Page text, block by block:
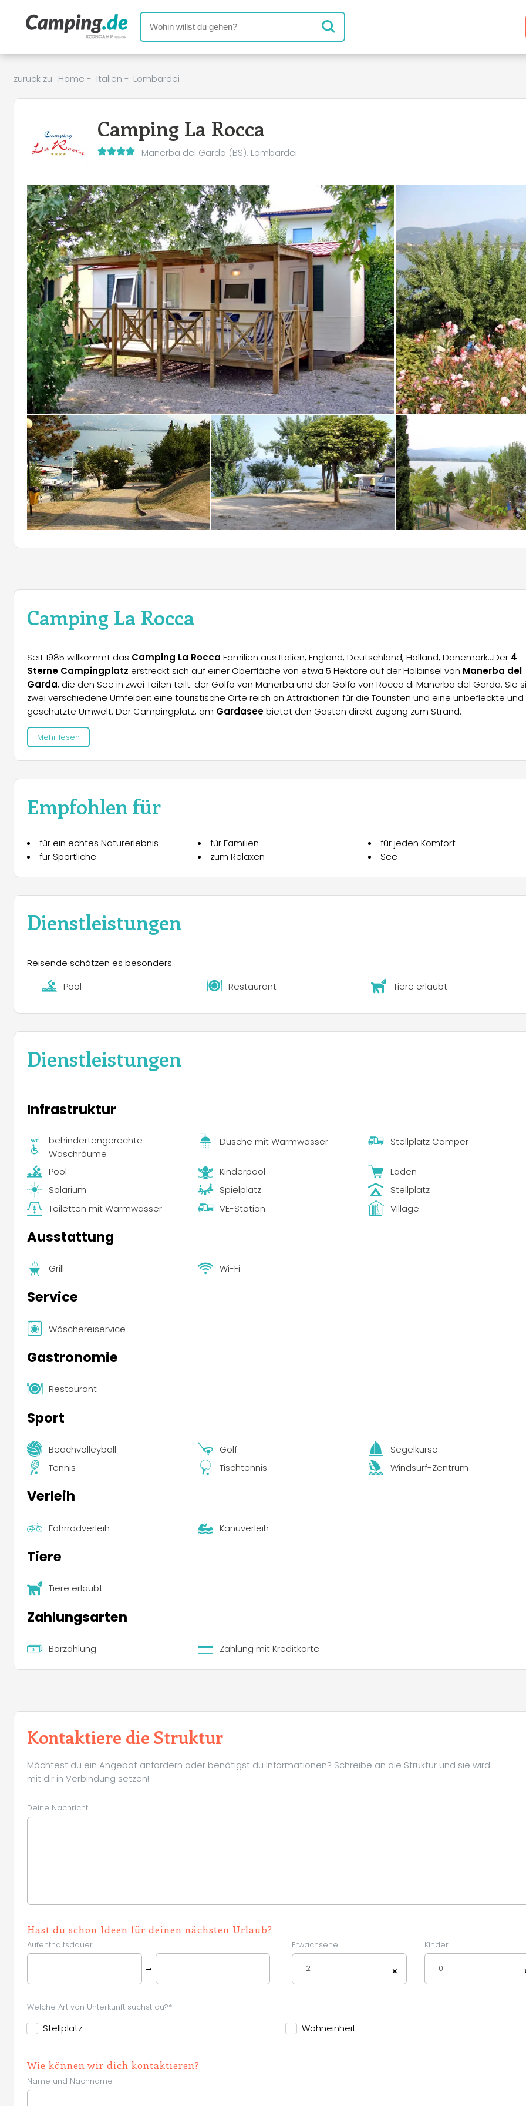
zurück zu: Home - Italien - Lombardei
Camping La Rocca
Manerba del Garda (BS), Lombardei
Camping La Rocca
Seit 1985 willkommt das Camping La Rocca Familien aus Italien, England, Deutschland, Holland, Dänemark...Der 4
Sterne Campingplatz erstreckt sich auf einer Oberfläche von etwa 5 Hektare auf der Halbinsel von Manerba del
Garda, die den See in zwei Teilen teilt: der Golfo von Manerba und der Golfo von Rocca di Manerba del Garda. Sie
zwei verschiedene Umfelder: eine touristische Orte reich an Attraktionen für die Touristen und eine unbefleckte und
geschützte Umwelt. Der Campingplatz, am Gardaseebietet den Gästen direkt Zugang zum Strand.
Mehr lesen
Empfohlen für
für ein echtes Naturerlebnis für Familien
für jeden Komfort
für Sportliche
zum Relaxen See
Dienstleistungen
Reisende schätzen es besonders:
Pool
Restaurant Tiere erlaubt
Dienstleistungen
Infrastruktur
behindertengerechte
Waschräume
Dusche mit Warmwasser Stellplatz Camper
Pool Kinderpool
Laden
Solarium
Spielplatz
Stellplatz
Toiletten mit Warmwasser
VE-Station Village
Ausstattung
Grill Wi-Fi
Service
Wäschereiservice
Gastronomie
Restaurant
Sport
Beachvolleyball Golf
Segelkurse
Tennis
Tischtennis Windsurf-Zentrum
Verleih
Fahrradverleih Kanuverleih
Tiere
Tiere erlaubt
Zahlungsarten
Barzahlung Zahlung mit Kreditkarte
Kontaktiere die Struktur
Möchtest du ein Angebot anfordern oder benötigst du Informationen? Schreibe an die Struktur und sie wird
mit dir in Verbindung setzen!
Deine Nachricht
Hast du schon Ideen für deinen nächsten Urlaub?
Aufenthaltsdauer
→
Erwachsene
×
2
Kinder
0
Welche Art von Unterkunft suchst du?*
Stellplatz Wohneinheit
Wie können wir dich kontaktieren?
Name und Nachname